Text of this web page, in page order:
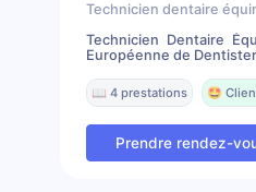
Technicien dentaire
Technicien Dentaire
Européenne de
📖 4 prestations 🤩
Prendre rendez-